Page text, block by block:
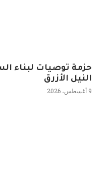
حزمة توصيات لبناء
النيل الأزرق
9 أغسطس، 2026